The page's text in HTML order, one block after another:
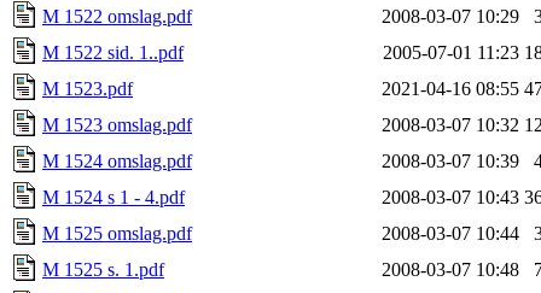
M 1522 omslag.pdf
2008-03-07 10:29
M 1522 sid. 1..pdf
2005-07-01 11:23
M 1523.pdf
2021-04-16 08:55
M 1523 omslag.pdf
2008-03-07 10:32
M 1524 omslag.pdf
2008-03-07 10:39
M 1524 s 1 - 4.pdf
2008-03-07 10:43
M 1525 omslag.pdf
2008-03-07 10:44
M 1525 s. 1.pdf
2008-03-07 10:48